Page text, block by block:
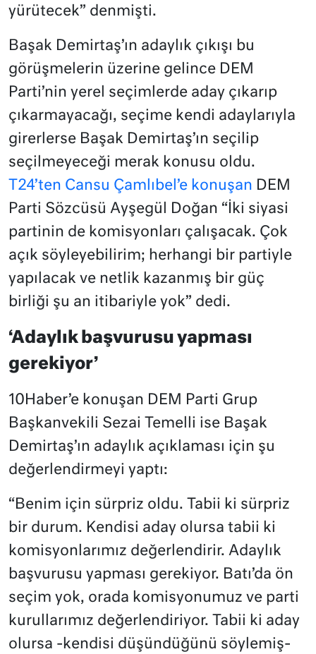
yürütecek” denmişti.
Başak Demirtaş’ın adaylık çıkışı bu
görüşmelerin üzerine gelince DEM
Parti’nin yerel seçimlerde aday çıkarıp
çıkarmayacağı, seçime kendi adaylarıyla
girerlerse Başak Demirtaş’ın seçilip
seçilmeyeceği merak konusu oldu.
T24’ten Cansu Çamlıbel’e konuşan DEM
Parti Sözcüsü Ayşegül Doğan “İki siyasi
partinin de komisyonları çalışacak. Çok
açık söyleyebilirim; herhangi bir partiyle
yapılacak ve netlik kazanmış bir güç
birliği şu an itibariyle yok” dedi.
‘Adaylık başvurusu yapması
gerekiyor’
10Haber’e konuşan DEM Parti Grup
Başkanvekili Sezai Temelli ise Başak
Demirtaş’ın adaylık açıklaması için şu
değerlendirmeyi yaptı:
“Benim için sürpriz oldu. Tabii ki sürpriz
bir durum. Kendisi aday olursa tabii ki
komisyonlarımız değerlendirir. Adaylık
başvurusu yapması gerekiyor. Batı’da ön
seçim yok, orada komisyonumuz ve parti
kurullarımız değerlendiriyor. Tabii ki aday
olursa -kendisi düşündüğünü söylemiş-